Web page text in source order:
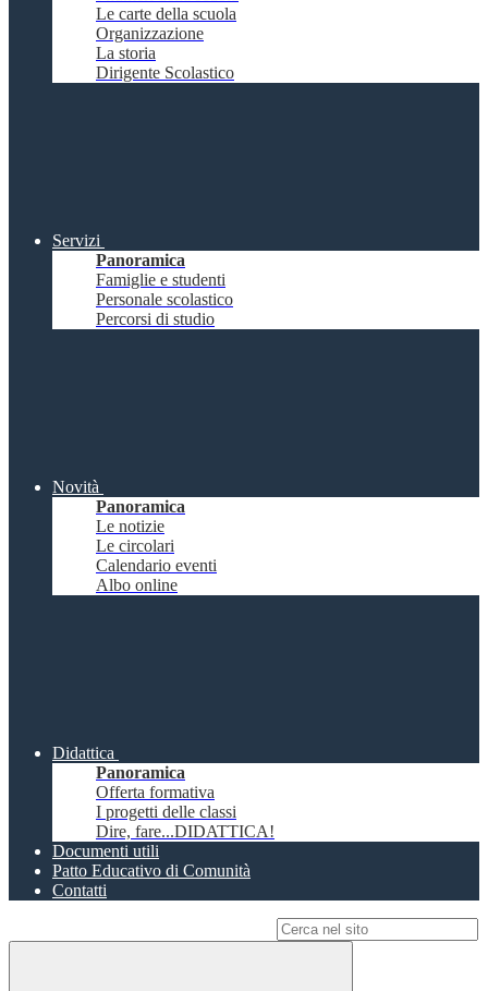
Le carte della scuola
Organizzazione
La storia
Dirigente Scolastico
Servizi
Panoramica
Famiglie e studenti
Personale scolastico
Percorsi di studio
Novità
Panoramica
Le notizie
Le circolari
Calendario eventi
Albo online
Didattica
Panoramica
Offerta formativa
I progetti delle classi
Dire, fare...DIDATTICA!
Documenti utili
Patto Educativo di Comunità
Contatti